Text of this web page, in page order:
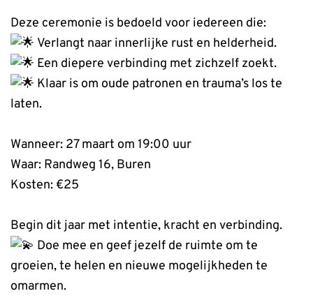
Deze ceremonie is bedoeld voor iedereen die:
Verlangt naar innerlijke rust en helderheid.
Een diepere verbinding met zichzelf zoekt.
Klaar is om oude patronen en trauma’s los te
laten.
Wanneer: 27 maart om 19:00 uur
Waar: Randweg 16, Buren
Kosten: €25
Begin dit jaar met intentie, kracht en verbinding.
Doe mee en geef jezelf de ruimte om te
groeien, te helen en nieuwe mogelijkheden te
omarmen.